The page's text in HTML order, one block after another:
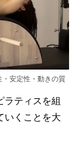
安定性・動きの質
ラティスを組
いくことを大